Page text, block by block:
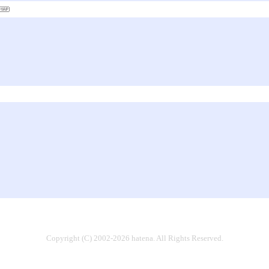
Copyright (C) 2002-2026 hatena. All Rights Reserved.